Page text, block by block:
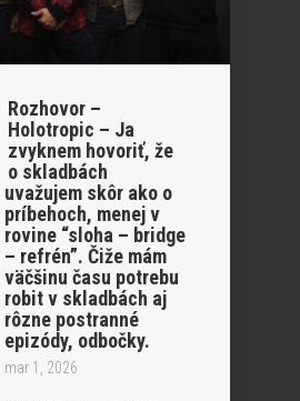
Rozhovor –
Holotropic – Ja
zvyknem hovoriť, že
o skladbách
uvažujem skôr ako o
príbehoch, menej v
rovine “sloha – bridge
– refrén”. Čiže mám
väčšinu času potrebu
robit v skladbách aj
rôzne postranné
epizódy, odbočky.
mar 1, 2026